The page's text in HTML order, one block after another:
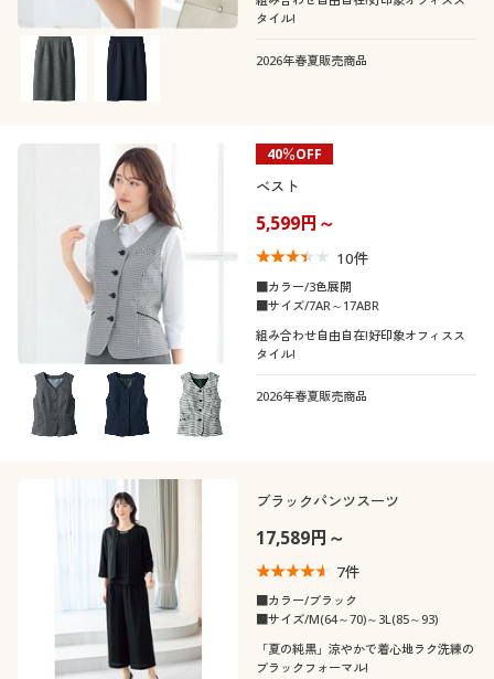
タイル!
2026年春夏販売商品
40％OFF
ベスト
5,599円～
10件
■カラー/3色展開
■サイズ/7AR～17ABR
組み合わせ自由自在!好印象オフィスス
タイル!
2026年春夏販売商品
ブラックパンツスーツ
17,589円～
7件
■カラー/ブラック
■サイズ/M(64～70)～3L(85～93)
「夏の純黒」涼やかで着心地ラク洗練の
ブラックフォーマル!